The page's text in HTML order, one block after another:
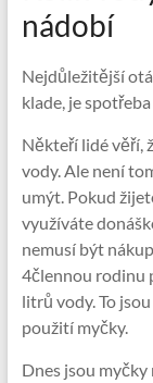
nádobí
Nejdůležitější
klade, je
Někteří lidé věří,
vody. Ale není
umýt. Pokud
využíváte
nemusí být
4člennou rodinu
litrů vody. To
použití myčky.
Dnes jsou